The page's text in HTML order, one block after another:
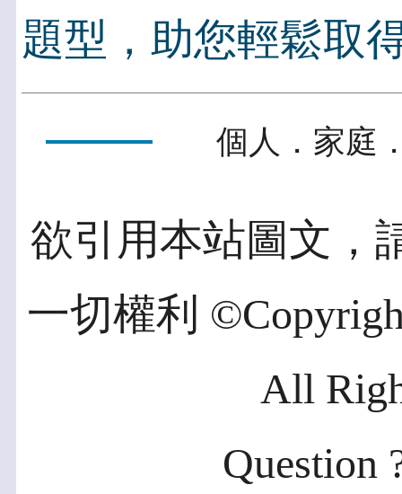
題型，助您輕鬆取
個人．家庭
欲引用本站圖文，
一切權利
All
Question